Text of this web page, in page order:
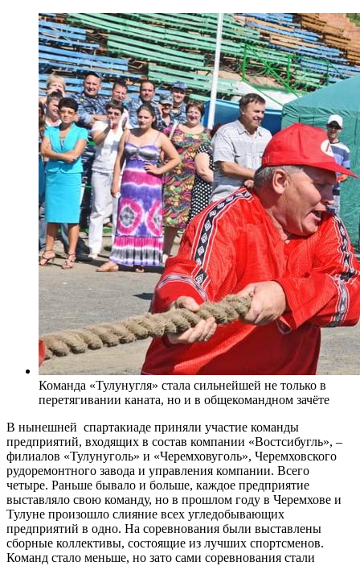
Команда «Тулунугля» стала сильнейшей не только в
перетягивании каната, но и в общекомандном зачёте
В нынешней спартакиаде приняли участие команды
предприятий, входящих в состав компании «Востсибугль», –
филиалов «Тулунуголь» и «Черемховуголь», Черемховского
рудоремонтного завода и управления компании. Всего
четыре. Раньше бывало и больше, каждое предприятие
выставляло свою команду, но в прошлом году в Черемхове и
Тулуне произошло слияние всех угледобывающих
предприятий в одно. На соревнования были выставлены
сборные коллективы, состоящие из лучших спортсменов.
Команд стало меньше, но зато сами соревнования стали